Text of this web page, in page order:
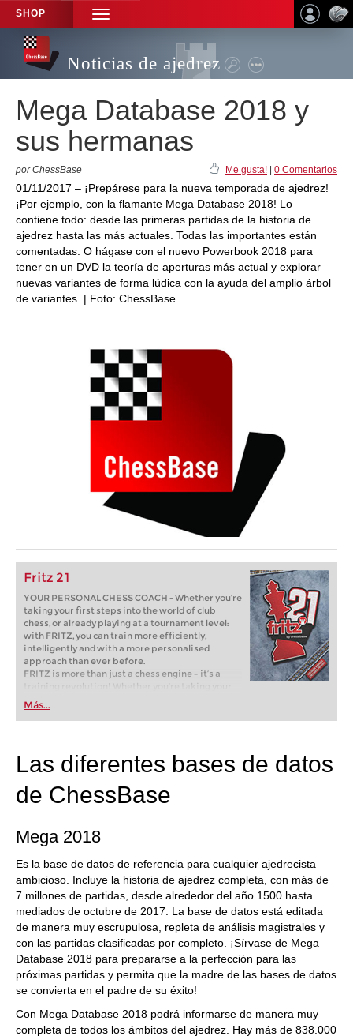
SHOP
TOGGLE
NAVIGATION
Noticias de ajedrez
Mega Database 2018 y
sus hermanas
por ChessBase Me gusta! 0 Comentarios
01/11/2017 – ¡Prepárese para la nueva temporada de ajedrez!
¡Por ejemplo, con la flamante Mega Database 2018! Lo
contiene todo: desde las primeras partidas de la historia de
ajedrez hasta las más actuales. Todas las importantes están
comentadas. O hágase con el nuevo Powerbook 2018 para
tener en un DVD la teoría de aperturas más actual y explorar
nuevas variantes de forma lúdica con la ayuda del amplio árbol
de variantes. | Foto: ChessBase
Fritz 21
YOUR PERSONAL CHESS COACH - Whether you’re
taking your first steps into the world of club
chess, or already playing at a tournament level:
with FRITZ, you can train more efficiently,
intelligently and with a more personalised
approach than ever before.
FRITZ is more than just a chess engine – it’s a
training revolution! Whether you’re taking your
first steps into the world of club chess, or already
playing at a tournament level: with FRITZ, you can
train more efficiently, intelligently and with a
Más...
Las diferentes bases de datos
de ChessBase
Mega 2018
Es la base de datos de referencia para cualquier ajedrecista
ambicioso. Incluye la historia de ajedrez completa, con más de
7 millones de partidas, desde alrededor del año 1500 hasta
mediados de octubre de 2017. La base de datos está editada
de manera muy escrupulosa, repleta de análisis magistrales y
con las partidas clasificadas por completo. ¡Sírvase de Mega
Database 2018 para prepararse a la perfección para las
próximas partidas y permita que la madre de las bases de datos
se convierta en el padre de su éxito!
Con Mega Database 2018 podrá informarse de manera muy
completa de todos los ámbitos del ajedrez. Hay más de 838.000